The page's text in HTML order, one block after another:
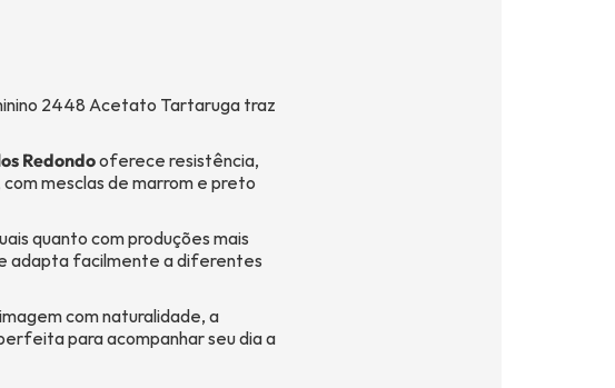
2448 Acetato Tartaruga traz
Redondooferece resistência,
mesclas de marrom e preto
quanto com produções mais
adapta facilmente a diferentes
com naturalidade, a
para acompanhar seu dia a